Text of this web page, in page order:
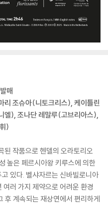
매
리 조슈아(니토크리스), 케이틀린
엘), 조나단 레말루(고브리아스),
)
작품으로 헨델의 오라토리오
높은 페르시아왕 키루스에 의한
있다. 벨샤자르는 신바빌로니아
러 가지 제약으로 어려운 환경
후 계속되는 재상연에서 편리하게